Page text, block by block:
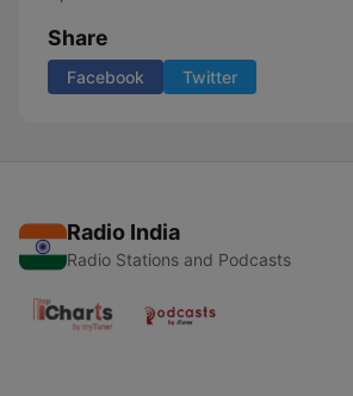
Share
Facebook Twitter
Radio India
Radio Stations and Podcasts